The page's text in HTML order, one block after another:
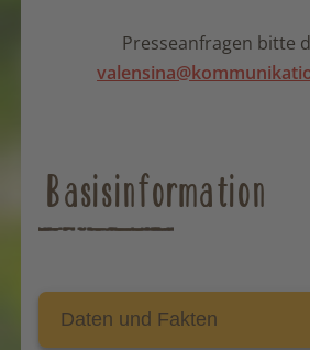
Presseanfragen bitte
Basisinformation
Daten und Fakten